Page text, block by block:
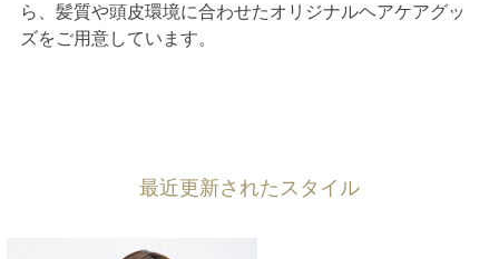
ら、髪質や頭皮環境に合わせたオリジナルヘアケアグッ
ズをご用意しています。
最近更新されたスタイル